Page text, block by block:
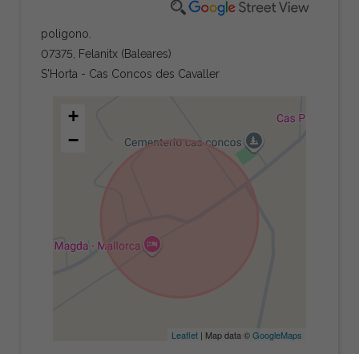
poligono.
07375, Felanitx (Baleares)
S'Horta - Cas Concos des Cavaller
+
−
Leaflet| Map data ©GoogleMaps